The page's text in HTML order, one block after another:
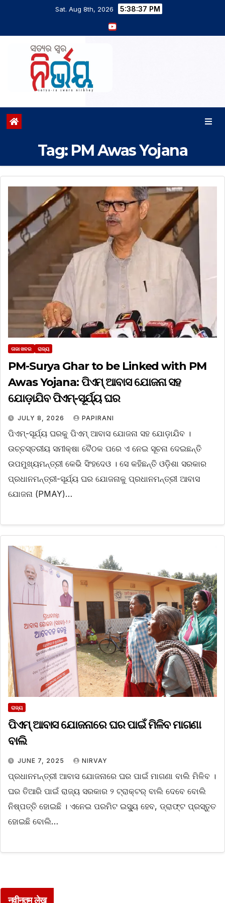
Sat. Aug 8th, 2026 5:38:37 PM
Tag: PM Awas Yojana
ତାଜା ଖବର ରାଜ୍ୟ
PM-Surya Ghar to be Linked with PM
Awas Yojana: ପିଏମ୍ ଆବାସ ଯୋଜନା ସହ
ଯୋଡ଼ାଯିବ ପିଏମ୍-ସୂର୍ଯ୍ୟ ଘର
JULY 8, 2026 PAPIRANI
ପିଏମ୍-ସୂର୍ଯ୍ୟ ଘରକୁ ପିଏମ୍ ଆବାସ ଯୋଜନା ସହ ଯୋଡ଼ାଯିବ ।
ଉଚ୍ଚସ୍ତରୀୟ ସମୀକ୍ଷା ବୈଠକ ପରେ ଏ ନେଇ ସୂଚନା ଦେଇଛନ୍ତି
ଉପମୁଖ୍ୟମନ୍ତ୍ରୀ କେଭି ସିଂହଦେଓ । ସେ କହିଛନ୍ତି ଓଡ଼ିଶା ସରକାର
ପ୍ରଧାନମନ୍ତ୍ରୀ-ସୂର୍ଯ୍ୟ ଘର ଯୋଜନାକୁ ପ୍ରଧାନମନ୍ତ୍ରୀ ଆବାସ
ଯୋଜନା (PMAY)…
ରାଜ୍ୟ
ପିଏମ୍‌ ଆବାସ ଯୋଜନାରେ ଘର ପାଇଁ ମିଳିବ ମାଗଣା
ବାଲି
JUNE 7, 2025 NIRVAY
ପ୍ରଧାନମନ୍ତ୍ରୀ ଆବାସ ଯୋଜନାରେ ଘର ପାଇଁ ମାଗଣା ବାଲି ମିଳିବ ।
ଘର ତିଆରି ପାଇଁ ରାଜ୍ୟ ସରକାର ୨ ଟ୍ରାକ୍ଟର୍‌ ବାଲି ଦେବେ ବୋଲି
ନିଷ୍ପତ୍ତି ହୋଇଛି । ଏନେଇ ପରମିଟ ଇସ୍ୟୁ ହେବ, ଡ୍ରାଫ୍ଟ ପ୍ରସ୍ତୁତ
ହୋଇଛି ବୋଲି…
नवीनतम लेख